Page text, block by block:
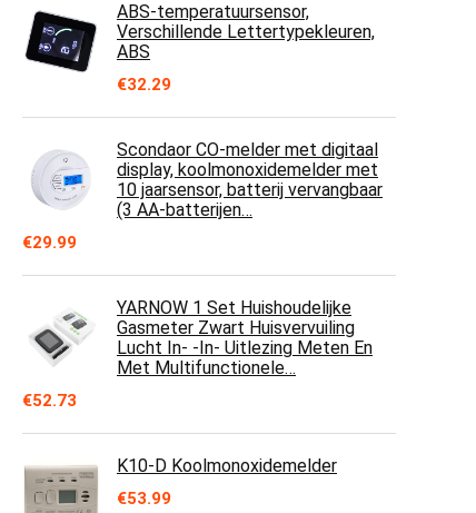
ABS-temperatuursensor,
Verschillende Lettertypekleuren,
ABS
€32.29
Scondaor CO-melder met digitaal
display, koolmonoxidemelder met
10 jaarsensor, batterij vervangbaar
(3 AA-batterijen…
€29.99
YARNOW 1 Set Huishoudelijke
Gasmeter Zwart Huisvervuiling
Lucht In- -In- Uitlezing Meten En
Met Multifunctionele…
€52.73
K10-D Koolmonoxidemelder
€53.99